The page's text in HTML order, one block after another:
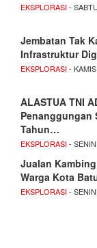
EKSPLORASI-
Jembatan Tak
Infrastruktur
EKSPLORASI-
ALASTUA TNI
Penanggungan
Tahun…
EKSPLORASI-
Jualan
Warga Kota
EKSPLORASI-